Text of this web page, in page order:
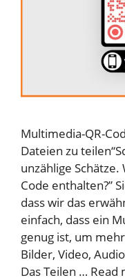
Multimedia-QR-
Dateien zu
unzählige
Code enthalten?”
dass wir das
einfach, dass ein
genug ist, um
Bilder, Video,
Das Teilen … Read